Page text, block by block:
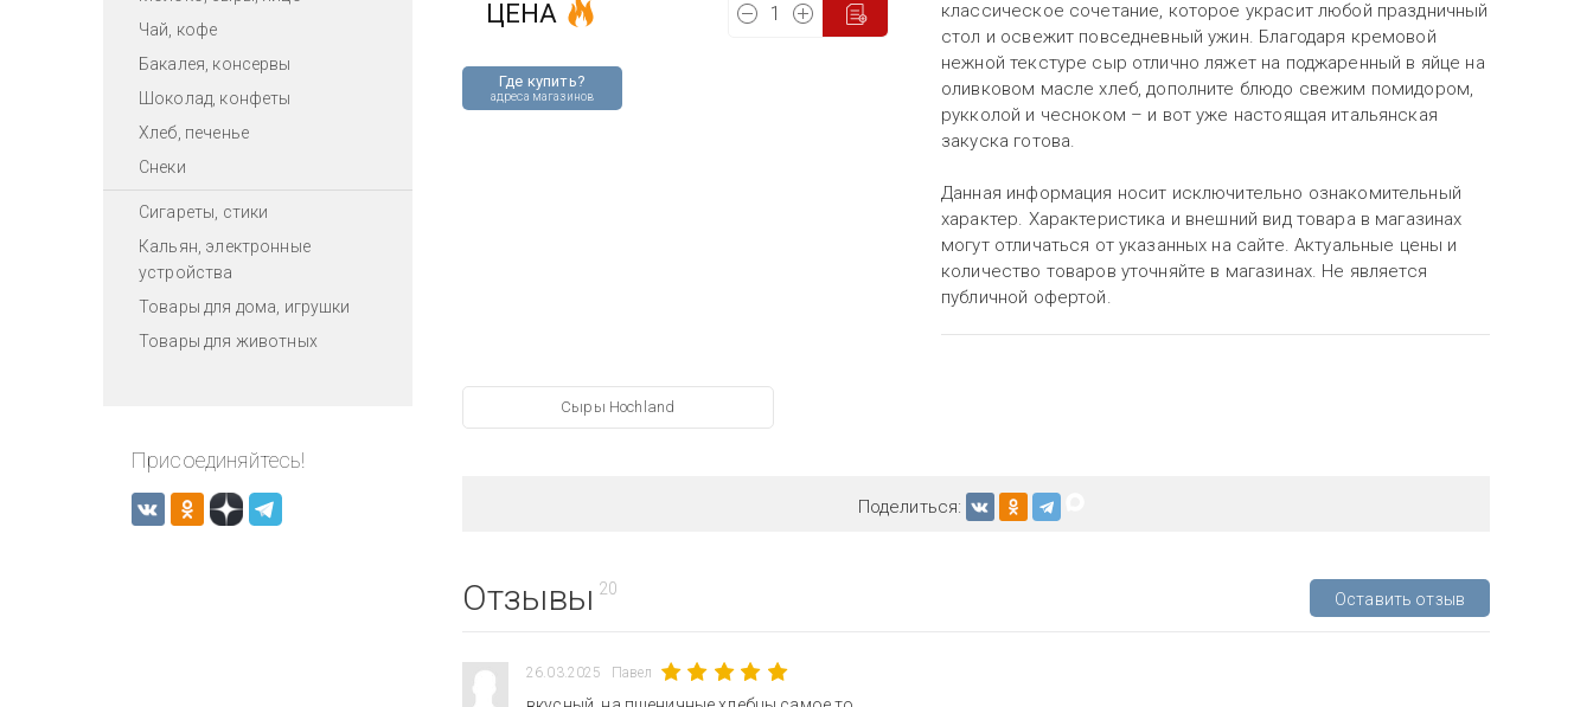
Чай, кофе
Бакалея, консервы
Шоколад, конфеты
Хлеб, печенье
Снеки
Сигареты, стики
Кальян, электронные
устройства
Товары для дома, игрушки
Товары для животных
Присоединяйтесь!
Где купить?
адреса магазинов
ЦЕНА
классическое сочетание, которое украсит любой праздничный
стол и освежит повседневный ужин. Благодаря кремовой
нежной текстуре сыр отлично ляжет на поджаренный в яйце на
оливковом масле хлеб, дополните блюдо свежим помидором,
рукколой и чесноком – и вот уже настоящая итальянская
закуска готова.
Данная информация носит исключительно ознакомительный
характер. Характеристика и внешний вид товара в магазинах
могут отличаться от указанных на сайте. Актуальные цены и
количество товаров уточняйте в магазинах. Не является
публичной офертой.
Сыры Hochland
Поделиться:
Отзывы 20
Оставить отзыв
26.03.2025 Павел